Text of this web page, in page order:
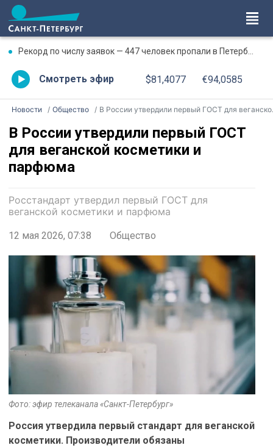
Рекорд по числу заявок — 447 человек пропали в Петербурге и Ленобласти в июле
Смотреть эфир $81,4077 €94,0585
Новости Общество В России утвердили первый ГОСТ для веганской косметики и парфюма
В России утвердили первый ГОСТ
для веганской косметики и
парфюма
Росстандарт утвердил первый ГОСТ для
веганской косметики и парфюма
12 мая 2026, 07:38 Общество
Фото: эфир телеканала «Санкт-Петербург»
Россия утвердила первый стандарт для веганской
косметики. Производители обязаны